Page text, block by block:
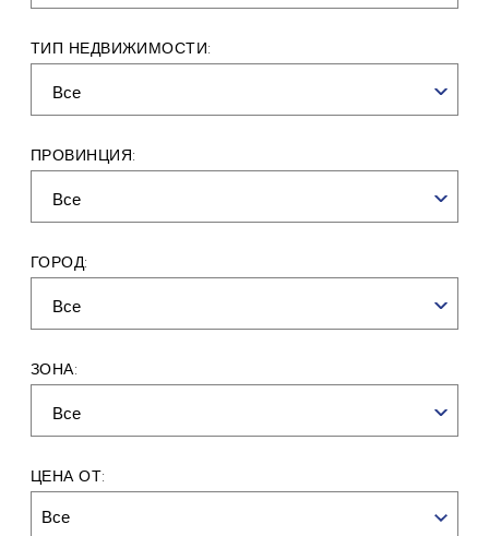
ТИП НЕДВИЖИМОСТИ:
ПРОВИНЦИЯ:
ГОРОД:
ЗОНА:
ЦЕНА ОТ:
Все